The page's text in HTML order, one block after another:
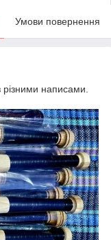
Умови повернення
різними написами.